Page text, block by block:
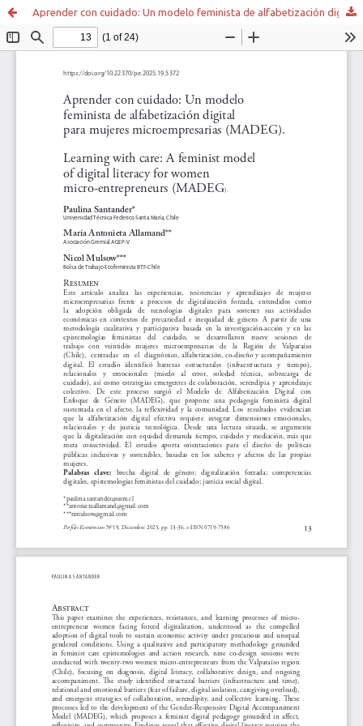
Aprender con cuidado: Un modelo feminista de alfabetización digital para mujeres microempresarias (MADEG)